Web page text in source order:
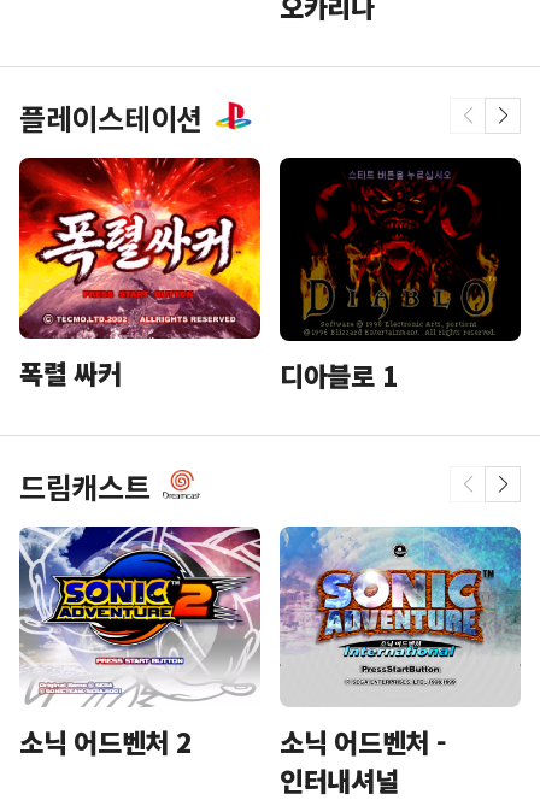
플레이스테이션
폭렬 싸커 디아블로 1
드림캐스트
소닉 어드벤처 2
소닉 어드벤처 -
인터내셔널